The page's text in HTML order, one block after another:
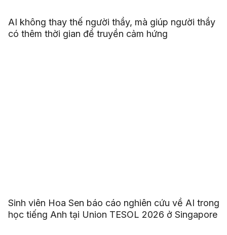
AI không thay thế người thầy, mà giúp người thầy
có thêm thời gian để truyền cảm hứng
Sinh viên Hoa Sen báo cáo nghiên cứu về AI trong
học tiếng Anh tại Union TESOL 2026 ở Singapore